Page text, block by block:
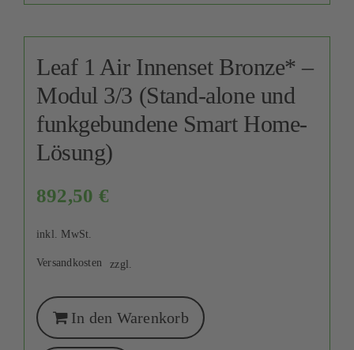
Leaf 1 Air Innenset Bronze* –
Modul 3/3 (Stand-alone und
funkgebundene Smart Home-
Lösung)
892,50 €
inkl. MwSt.
zzgl.
Versandkosten
In den Warenkorb